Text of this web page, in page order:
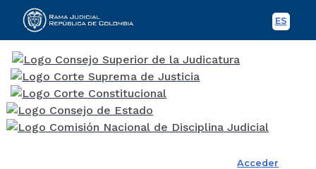
ES
Acceder